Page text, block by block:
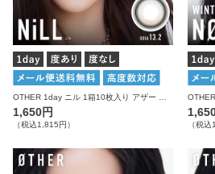
OTHER 1day ニル 1箱10枚入り アザー カラコン
1,650円
（税込1,815円） （税込